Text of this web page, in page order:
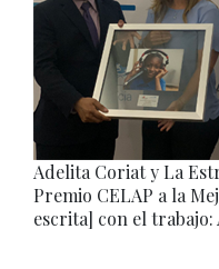
Adelita Coriat y La
Premio CELAP a la
escrita] con el